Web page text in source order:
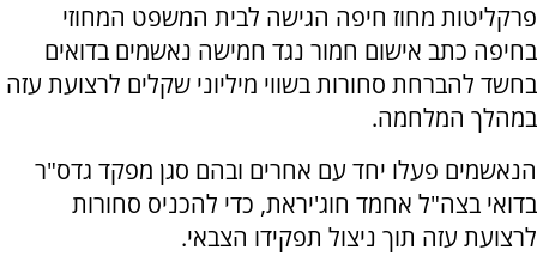
פרקליטות מחוז חיפה הגישה לבית המשפט המחוזי
בחיפה כתב אישום חמור נגד חמישה נאשמים בדואים
בחשד להברחת סחורות בשווי מיליוני שקלים לרצועת עזה
במהלך המלחמה.
הנאשמים פעלו יחד עם אחרים ובהם סגן מפקד גדס"ר
בדואי בצה"ל אחמד חוג'יראת, כדי להכניס סחורות
לרצועת עזה תוך ניצול תפקידו הצבאי.